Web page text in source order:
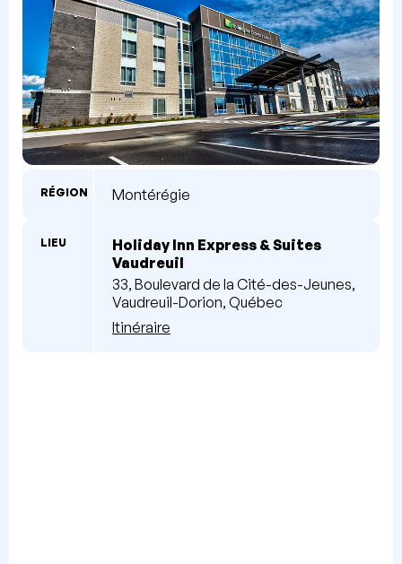
RÉGION Montérégie
LIEU
Holiday Inn Express & Suites
Vaudreuil
33, Boulevard de la Cité-des-Jeunes,
Vaudreuil-Dorion, Québec
Itinéraire